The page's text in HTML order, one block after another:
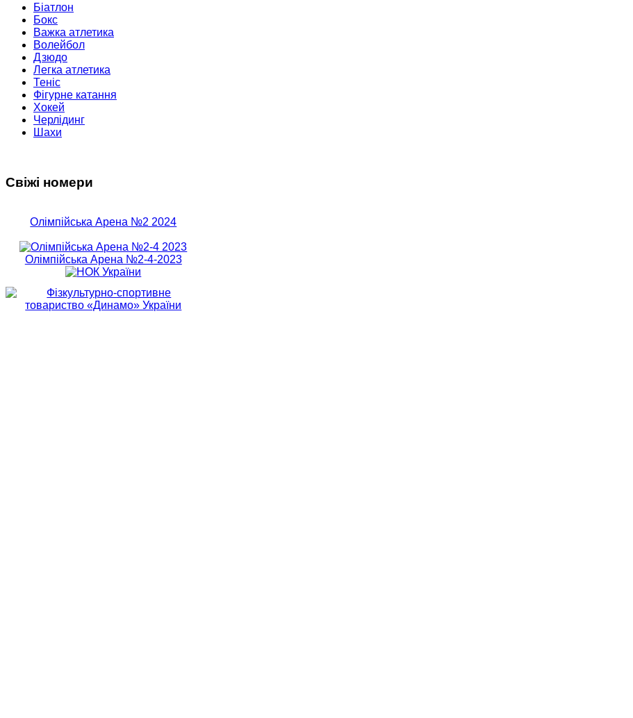
Біатлон
Бокс
Важка атлетика
Волейбол
Дзюдо
Легка атлетика
Теніс
Фігурне катання
Хокей
Черлідинг
Шахи
Свіжі номери
Олімпійська Арена №2 2024
Олімпійська Арена №2-4-2023